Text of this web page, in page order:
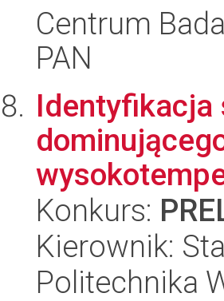
Centrum
PAN
Identyfikacja
Konkurs:
Kierownik:
Politechnika